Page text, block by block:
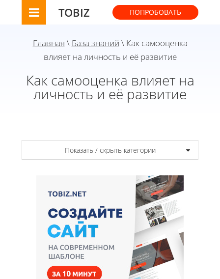
TOBIZ ПОПРОБОВАТЬ
Главная \ База знаний \ Как самооценка
влияет на личность и её развитие
Как самооценка влияет на
личность и её развитие
Показать / скрыть категории